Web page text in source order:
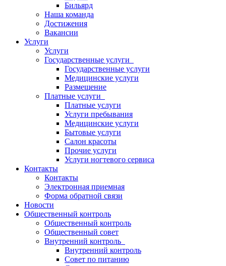
Бильярд
Наша команда
Достижения
Вакансии
Услуги
Услуги
Государственные услуги
Государственные услуги
Медицинские услуги
Размещение
Платные услуги
Платные услуги
Услуги пребывания
Медицинские услуги
Бытовые услуги
Салон красоты
Прочие услуги
Услуги ногтевого сервиса
Контакты
Контакты
Электронная приемная
Форма обратной связи
Новости
Общественный контроль
Общественный контроль
Общественный совет
Внутренний контроль
Внутренний контроль
Совет по питанию